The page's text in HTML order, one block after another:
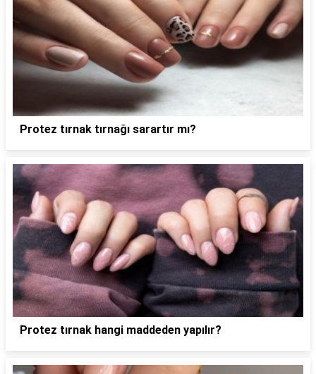
Protez tırnak tırnağı sarartır mı?
Protez tırnak hangi maddeden yapılır?